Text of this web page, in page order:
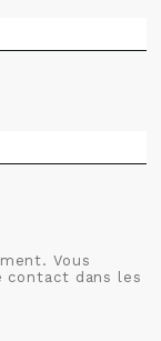
Vous
contact dans les